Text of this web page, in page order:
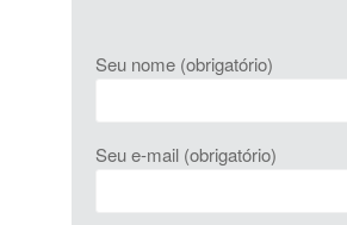
Seu nome (obrigatório)
Seu e-mail (obrigatório)